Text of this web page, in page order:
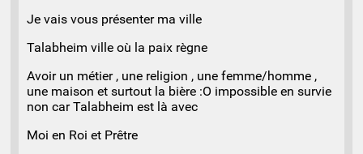
Je vais vous présenter ma ville
Talabheim ville où la paix règne
Avoir un métier , une religion , une femme/homme ,
une maison et surtout la bière :O impossible en survie
non car Talabheim est là avec
Moi en Roi et Prêtre